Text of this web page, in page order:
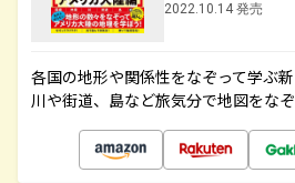
2022.10.14 発売
各国の地形や関係性をなぞって学ぶ
川や街道、島など旅気分で地図をな